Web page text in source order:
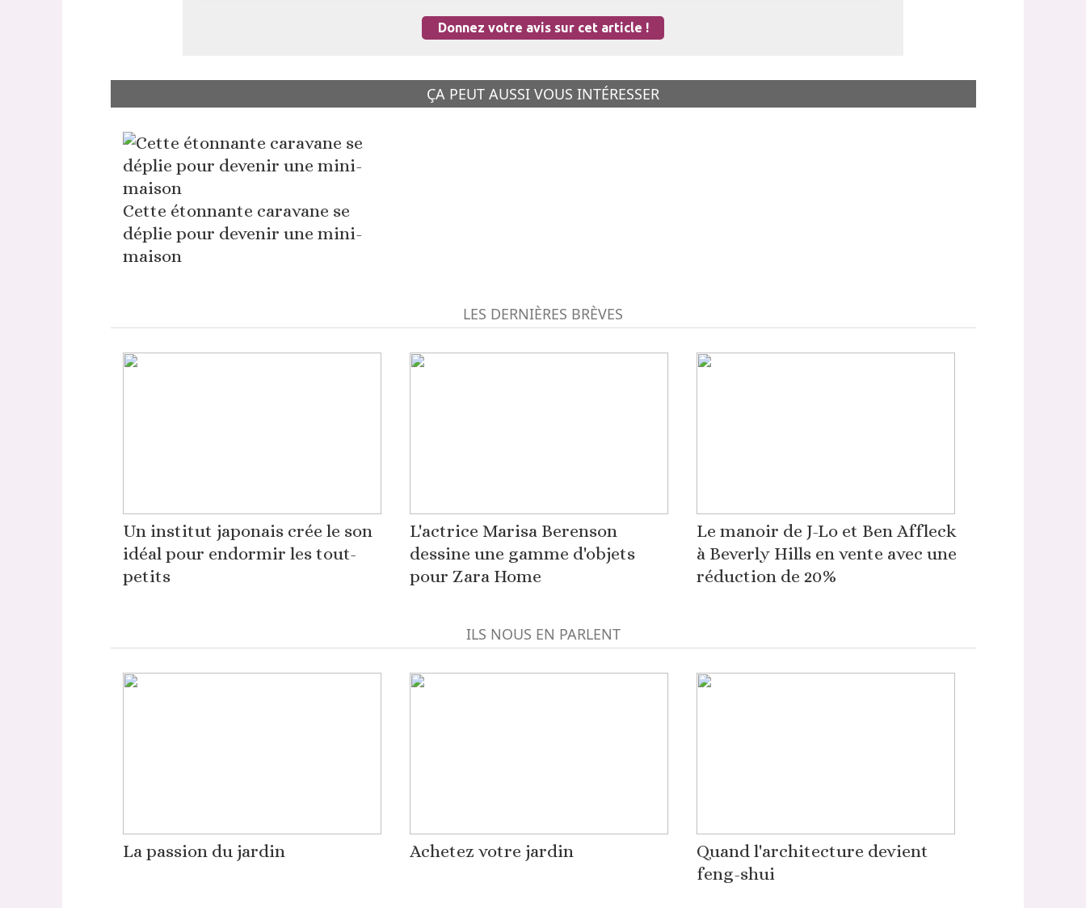
Donnez votre avis sur cet article !
ÇA PEUT AUSSI VOUS INTÉRESSER
Cette étonnante caravane se
déplie pour devenir une mini-
maison
LES DERNIÈRES BRÈVES
Un institut japonais crée le son
idéal pour endormir les tout-
petits
L'actrice Marisa Berenson
dessine une gamme d'objets
pour Zara Home
Le manoir de J-Lo et Ben Affleck
à Beverly Hills en vente avec une
réduction de 20%
ILS NOUS EN PARLENT
La passion du jardin Achetez votre jardin
Quand l'architecture devient
feng-shui